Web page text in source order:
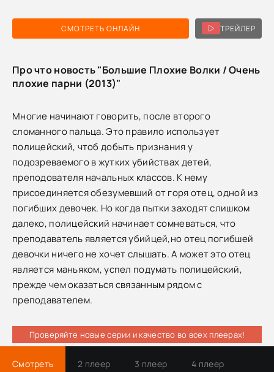
СМОТРЕТЬ ОНЛАЙН ТРЕЙЛЕР
Про что новость "Большие Плохие Волки / Очень
плохие парни (2013)"
Многие начинают говорить, после второго
сломанного пальца. Это правило использует
полицейский, чтоб добыть признания у
подозреваемого в жутких убийствах детей,
преподователя начальных классов. К нему
присоединяется обезумевший от горя отец, одной из
погибших девочек. Но когда пытки заходят слишком
далеко, полицейский начинает сомневаться, что
преподаватель является убийцей,но отец погибшей
девочки ничего не хочет слышать. А может это отец
является маньяком, успел подумать полицейский,
прежде чем оказаться связанным рядом с
преподавателем.
Проверяйте новые серии и качество во всех плеерах!
Смотреть 2 плеер 3 плеер 4 плеер